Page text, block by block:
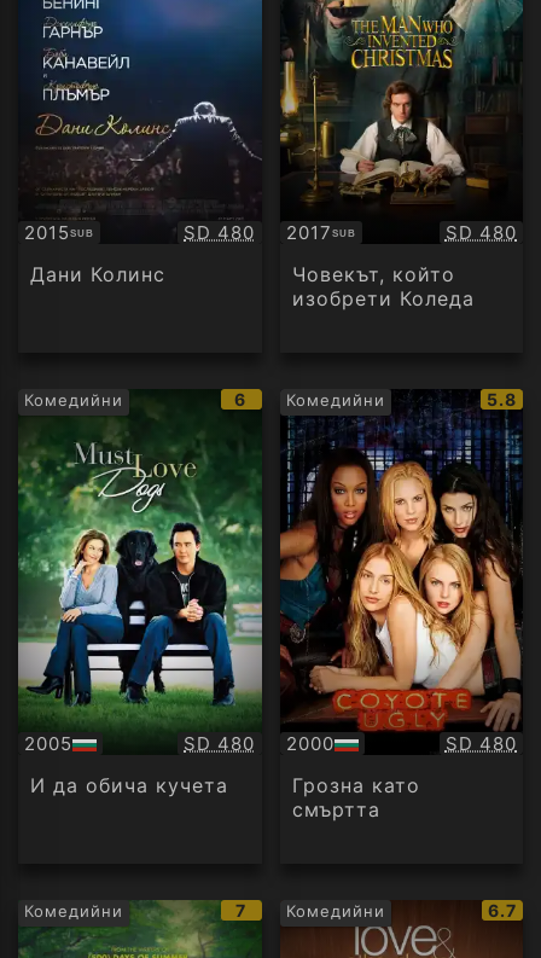
2015SUB
Субтитри Качество:
SD 480
Дани Колинс
2017SUB
Субтитри SD 480
Човекът, който
изобрети Коледа
Комедийни
IMDb
рейтинг:
6
2005
БГ
аудио
Качество:
SD 480
И да обича кучета
Комедийни
IMDb
5.8
2000
БГ
аудио
SD 480
Грозна като
смъртта
Комедийни
IMDb
рейтинг:
7 Комедийни
IMDb
6.7